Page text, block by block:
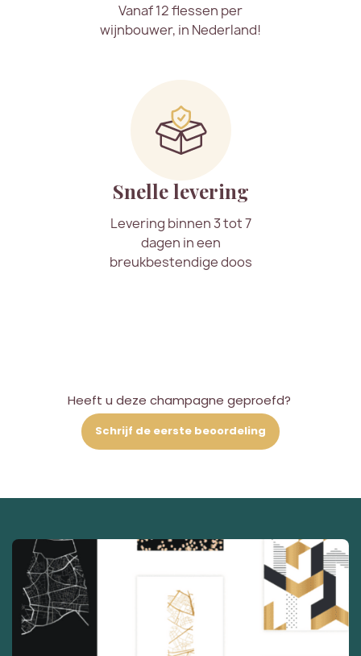
Vanaf 12 flessen per
wijnbouwer, in Nederland!
Snelle levering
Levering binnen 3 tot 7
dagen in een
breukbestendige doos
Heeft u deze champagne geproefd?
Schrijf de eerste beoordeling